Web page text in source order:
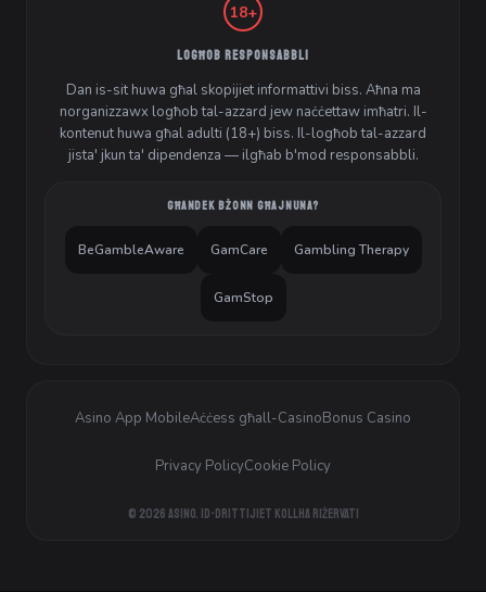
18+
LOGĦOB RESPONSABBLI
Dan is-sit huwa għal skopijiet informattivi biss. Aħna ma
norganizzawx logħob tal-azzard jew naċċettaw imħatri. Il-
kontenut huwa għal adulti (18+) biss. Il-logħob tal-azzard
jista' jkun ta' dipendenza — ilgħab b'mod responsabbli.
GĦANDEK BŻONN GĦAJNUNA?
BeGambleAware GamCare Gambling Therapy
GamStop
Asino App MobileAċċess għall-CasinoBonus Casino
Privacy PolicyCookie Policy
© 2026 Asino. Id-drittijiet kollha riżervati